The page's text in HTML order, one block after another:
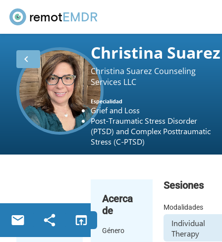
remotEMDR
chevron_left Christina Suarez
Christina Suarez Counseling
Services LLC
Especialidad
Grief and Loss
Post-Traumatic Stress Disorder
(PTSD) and Complex Posttraumatic
Stress (C-PTSD)
email share open_in_browser
Acerca
de
Género
Sesiones
Modalidades
Individual
Therapy